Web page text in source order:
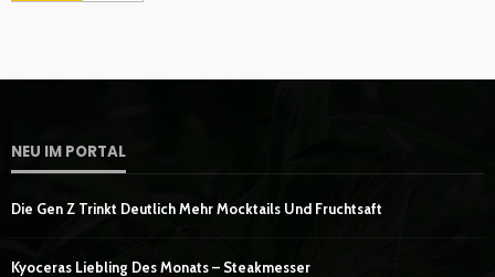
NEU IM PORTAL
Die Gen Z Trinkt Deutlich Mehr Mocktails Und Fruchtsaft
Kyoceras Liebling Des Monats – Steakmesser